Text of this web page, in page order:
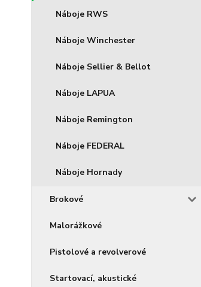
Náboje RWS
Náboje Winchester
Náboje Sellier & Bellot
Náboje LAPUA
Náboje Remington
Náboje FEDERAL
Náboje Hornady
Brokové
Malorážkové
Pistolové a revolverové
Startovací, akustické